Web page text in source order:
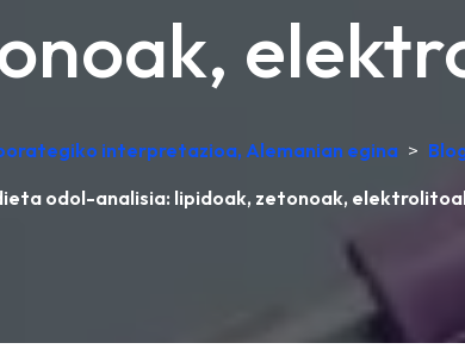
interpretazioa, Alemanian egina >
odol-analisia: lipidoak, zetonoak,